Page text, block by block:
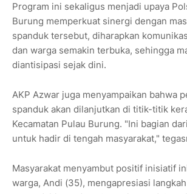
Program ini sekaligus menjadi upaya
Burung memperkuat sinergi dengan
spanduk tersebut, diharapkan
dan warga semakin terbuka, sehingga
diantisipasi sejak dini.
AKP Azwar juga menyampaikan bahwa
spanduk akan dilanjutkan di titik-titik
Kecamatan Pulau Burung. "Ini bagian
untuk hadir di tengah masyarakat,"
Masyarakat menyambut positif inisiatif
warga, Andi (35), mengapresiasi